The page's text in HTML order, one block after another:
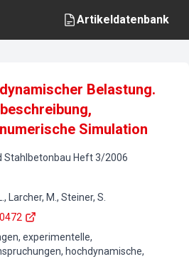
Artikeldatenbank
Belastung.
Simulation
Stahlbetonbau Heft3/2006
Larcher, M., Steiner, S.
experimentelle,
hochdynamische,